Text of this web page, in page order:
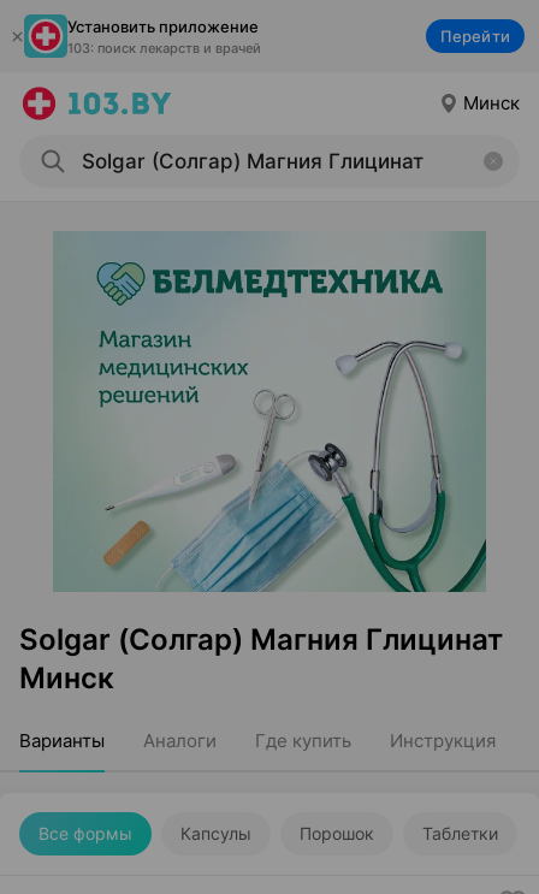
Установить приложение
103: поиск лекарств и врачей
Перейти
Минск
Solgar (Солгар) Магния Глицинат
Минск
Варианты Аналоги Где купить Инструкция
Все формы Капсулы Порошок Таблетки